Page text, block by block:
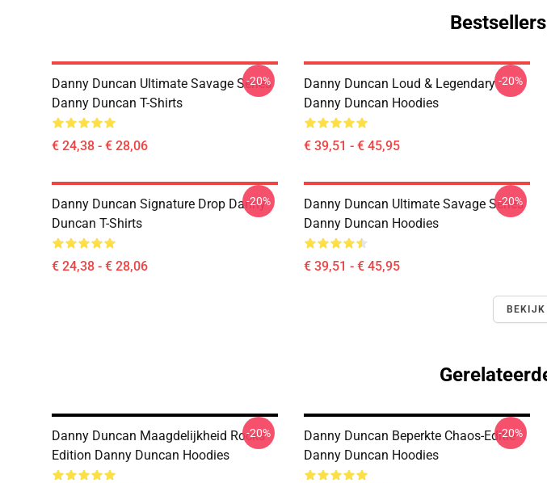
Danny Duncan Ultimate Savage Series
Danny Duncan T-Shirts
€ 24,38 - € 28,06
-20%
Danny Duncan Loud & Legendary
Danny Duncan Hoodies
€ 39,51 - € 45,95
-20%
Danny Duncan Signature Drop Danny
Duncan T-Shirts
€ 24,38 - € 28,06
-20%
Danny Duncan Ultimate Savage Series
Danny Duncan Hoodies
€ 39,51 - € 45,95
-20%
Danny Duncan Maagdelijkheid Rocks
Edition Danny Duncan Hoodies
-20%
Danny Duncan Beperkte Chaos-Editie
Danny Duncan Hoodies
-20%